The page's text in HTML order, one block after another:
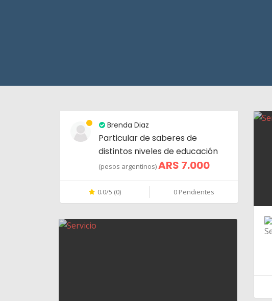
Brenda Diaz
Particular de saberes de
distintos niveles de educación
(pesos argentinos)ARS 7.000
0.0/5 (0) 0 Pendientes